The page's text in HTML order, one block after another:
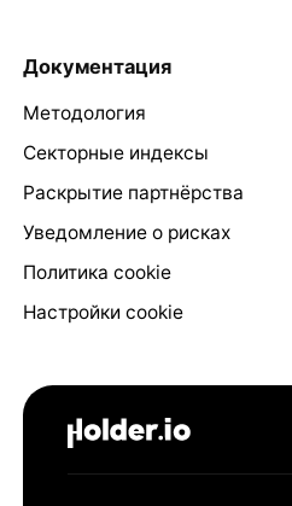
Документация
Методология
Секторные индексы
Раскрытие партнёрства
Уведомление о рисках
Политика cookie
Настройки cookie